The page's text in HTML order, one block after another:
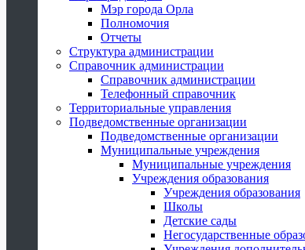
Мэр города Орла
Полномочия
Отчеты
Структура администрации
Справочник администрации
Справочник администрации
Телефонный справочник
Территориальные управления
Подведомственные организации
Подведомственные организации
Муниципальные учреждения
Муниципальные учреждения
Учреждения образования
Учреждения образования
Школы
Детские сады
Негосударственные